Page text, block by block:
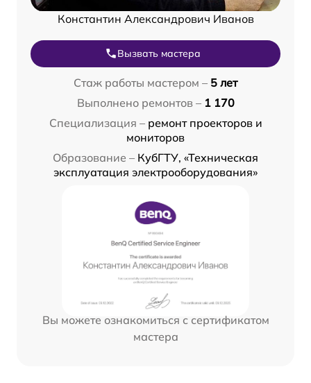
Константин Александрович Иванов
Вызвать мастера
Стаж работы мастером – 5 лет
Выполнено ремонтов – 1 170
Специализация – ремонт проекторов и
мониторов
Образование – КубГТУ, «Техническая
эксплуатация электрооборудования»
Вы можете ознакомиться с сертификатом
мастера